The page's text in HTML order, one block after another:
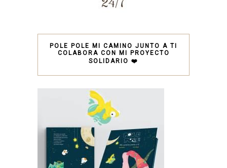
POLE POLE MI CAMINO JUNTO A TI
COLABORA CON MI PROYECTO
SOLIDARIO ❤️